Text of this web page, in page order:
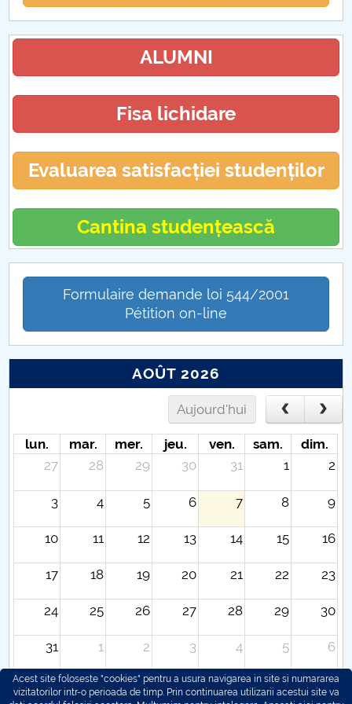
ALUMNI
Fisa lichidare
Evaluarea satisfacției studenților
Cantina studențească
Formulaire demande loi 544/2001
Pétition on-line
AOÛT 2026
Aujourd'hui
lun. mar. mer. jeu. ven. sam.
dim.
27
28 29 30 31 1 2
3 4 5 6 7 8 9
10 11 12 13 14 15 16
17 18 19 20 21 22 23
24 25 26 27 28 29 30
31 1 2 3 4 5 6
Acest site foloseste "cookies" pentru a usura navigarea in site si numararea
vizitatorilor intr-o perioada de timp. Prin continuarea utilizarii acestui site va